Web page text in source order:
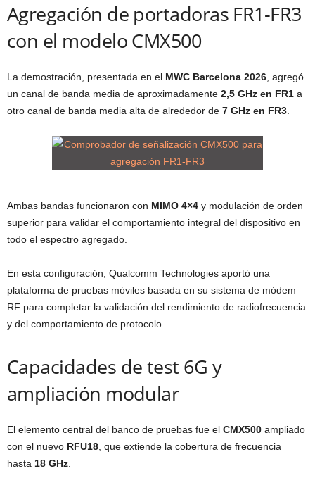
Agregación de portadoras FR1-FR3
con el modelo CMX500
La demostración, presentada en el MWC Barcelona 2026 , agregó
un canal de banda media de aproximadamente 2,5 GHz en FR1 a
otro canal de banda media alta de alrededor de 7 GHz en FR3
Ambas bandas funcionaron con MIMO 4×4 y modulación de orden
superior para validar el comportamiento integral del dispositivo en
todo el espectro agregado.
En esta configuración, Qualcomm Technologies aportó una
plataforma de pruebas móviles basada en su sistema de módem
RF para completar la validación del rendimiento de radiofrecuencia
y del comportamiento de protocolo.
Capacidades de test 6G y
ampliación modular
El elemento central del banco de pruebas fue el CMX500 ampliado
con el nuevo RFU18 , que extiende la cobertura de frecuencia
hasta 18 GHz